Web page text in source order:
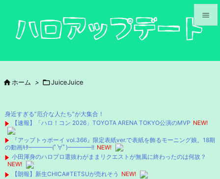



次へ

 ホーム > JuiceJuice
身近すぎる“厄介な人たち”が大集合！
【速報】「ハロ！コン 2026」TOYOTA ARENA TOKYO公演のMVP NEW!
『アップトゥボーイ vol.366』限定表紙ver.で表紙を飾るモーニング娘。18期
の動画ｷﾀ━━━━(ﾟ∀ﾟ)━━━━!! NEW!
小田渾身のハロプロ選抜わがままリクエストが無風に終わったのは何故？
NEW!
【朗報】新生CHICA#TETSUが売れそう NEW!